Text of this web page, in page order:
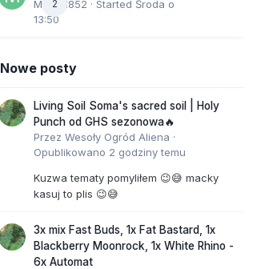
2
Marcel852 · Started Środa o
13:50
Nowe posty
Living Soil Soma's sacred soil | Holy
Punch od GHS sezonowa🔥
Przez Wesoły Ogród Aliena ·
Opublikowano 2 godziny temu
Kuzwa tematy pomyliłem 😉😅 macky
kasuj to plis 😉😅
3x mix Fast Buds, 1x Fat Bastard, 1x
Blackberry Moonrock, 1x White Rhino -
6x Automat